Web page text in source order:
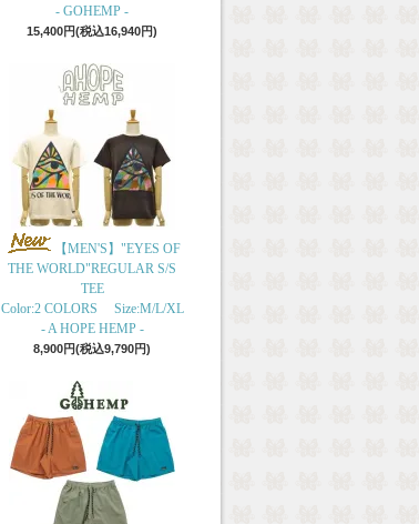
- GOHEMP -
15,400円(税込16,940円)
【MEN'S】"EYES OF
THE WORLD"REGULAR S/S
TEE
Color:2 COLORS Size:M/L/XL
- A HOPE HEMP -
8,900円(税込9,790円)